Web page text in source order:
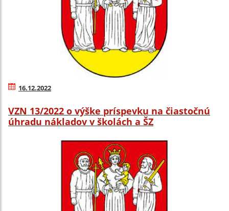
16.12.2022
VZN 13/2022 o výške príspevku na čiastočnú
úhradu nákladov v školách a ŠZ